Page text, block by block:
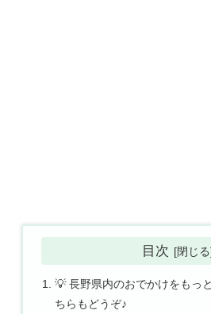
目次
💡 長野県内のおでかけをもっ
ちらもどうぞ♪